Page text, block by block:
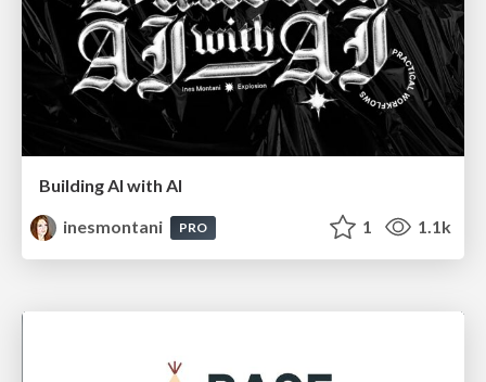
Building AI with AI
inesmontani
PRO 1 1.1k